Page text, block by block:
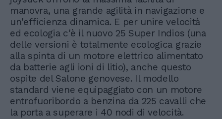
manovra, una grande agilità in navigazione e
un'efficienza dinamica. E per unire velocità
ed ecologia c'è il nuovo 25 Super Indios (una
delle versioni è totalmente ecologica grazie
alla spinta di un motore elettrico alimentato
da batterie agli ioni di litio), anche questo
ospite del Salone genovese. Il modello
standard viene equipaggiato con un motore
entrofuoribordo a benzina da 225 cavalli che
la porta a superare i 40 nodi di velocità.